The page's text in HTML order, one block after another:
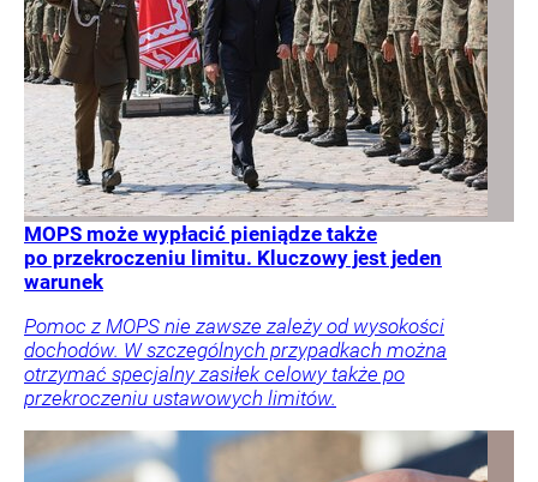
MOPS może wypłacić pieniądze także
po przekroczeniu limitu. Kluczowy jest jeden
warunek
Pomoc z MOPS nie zawsze zależy od wysokości
dochodów. W szczególnych przypadkach można
otrzymać specjalny zasiłek celowy także po
przekroczeniu ustawowych limitów.